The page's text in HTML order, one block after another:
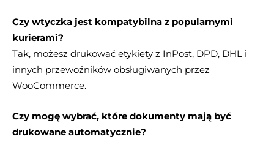
Czy wtyczka jest kompatybilna z popularnymi
kurierami?
Tak, możesz drukować etykiety z InPost, DPD, DHL i
innych przewoźników obsługiwanych przez
WooCommerce.
Czy mogę wybrać, które dokumenty mają być
drukowane automatycznie?